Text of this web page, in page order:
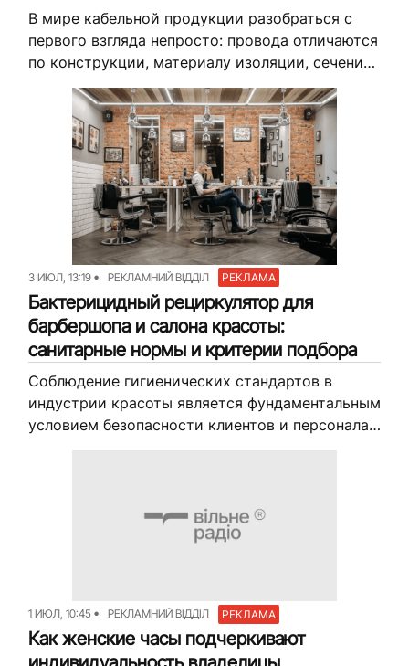
В мире кабельной продукции разобраться с
первого взгляда непросто: провода отличаются
по конструкции, материалу изоляции, сечению,
классу гибкости и десятку других параметров.
Один из базовых вопросов при подборе —
одножильный...
3 ИЮЛ, 13:19 РЕКЛАМНИЙ ВІДДІЛ РЕКЛАМА
Бактерицидный рециркулятор для
барбершопа и салона красоты:
санитарные нормы и критерии подбора
Соблюдение гигиенических стандартов в
индустрии красоты является фундаментальным
условием безопасности клиентов и персонала.
значительно возрастает....
1 ИЮЛ, 10:45 РЕКЛАМНИЙ ВІДДІЛ РЕКЛАМА
Как женские часы подчеркивают